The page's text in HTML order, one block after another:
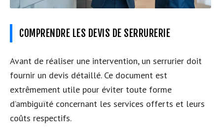
COMPRENDRE LES DEVIS DE SERRURERIE
Avant de réaliser une intervention, un serrurier doit
fournir un devis détaillé. Ce document est
extrêmement utile pour éviter toute forme
d’ambiguïté concernant les services offerts et leurs
coûts respectifs.